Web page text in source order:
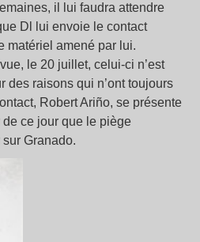
il lui faudra attendre
Dl lui envoie le contact
matériel amené par lui.
le 20 juillet, celui-ci n’est
des raisons qui n’ont toujours
Robert Ariño, se présente
de ce jour que le piège
Granado.